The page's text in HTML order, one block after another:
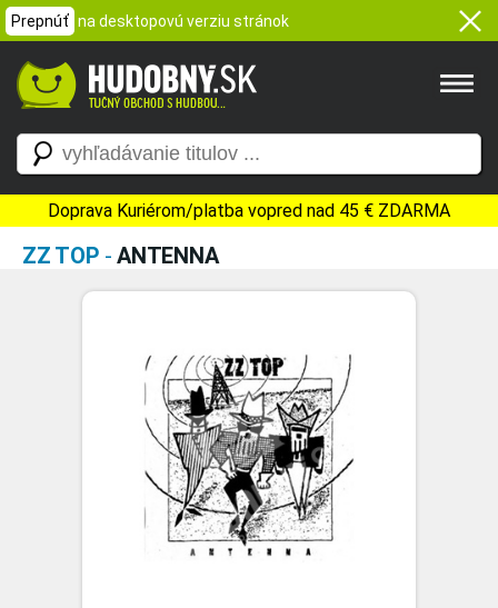
Prepnúť na desktopovú verziu stránok
Doprava Kuriérom/platba vopred nad 45 € ZDARMA
ZZ TOP -ANTENNA